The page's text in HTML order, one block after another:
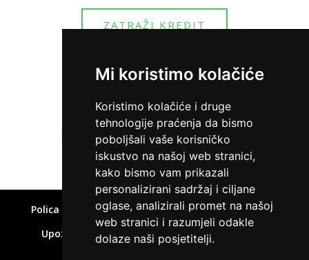
Mi koristimo kolačiće
Koristimo kolačiće i druge
tehnologije praćenja da bismo
poboljšali vaše korisničko
iskustvo na našoj web stranici,
kako bismo vam prikazali
personalizirani sadržaj i ciljane
oglase, analizirali promet na našoj
web stranici i razumjeli odakle
dolaze naši posjetitelji.
ZATRAŽI KREDIT
Home » Krediti za zatvaranje obveza
Polica privatnosti Uvjeti korištenja
Kolačići
Upozorenje o rizicima
Affiliate disclaimer